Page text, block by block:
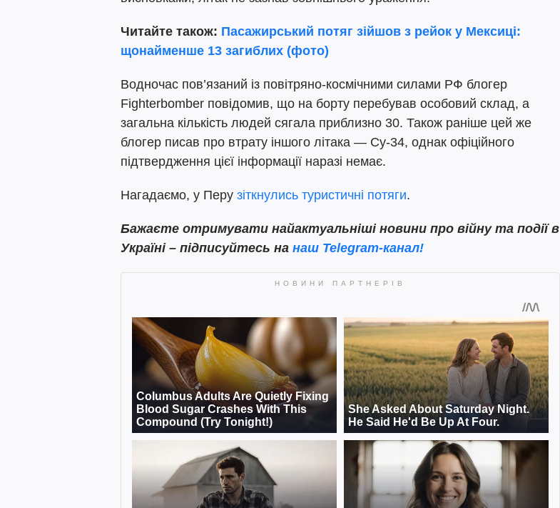
Читайте також: Пасажирський потяг зійшов з рейок у Мексиці:
щонайменше 13 загиблих (фото)
Водночас пов’язаний із повітряно-космічними силами РФ блогер
Fighterbomber повідомив, що на борту перебував особовий склад, а
загальна кількість людей сягала приблизно 30. Також раніше цей же
блогер писав про втрату іншого літака — Су-34, однак офіційного
підтвердження цієї інформації наразі немає.
Нагадаємо, у Перу зіткнулись туристичні потяги.
Бажаєте отримувати найактуальніші новини про війну та події в
Україні – підписуйтесь на наш Telegram-канал!